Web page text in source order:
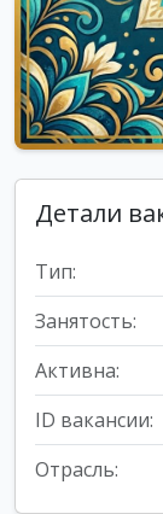
Детали
Тип:
Занятость:
Активна:
ID вакансии:
Отрасль: